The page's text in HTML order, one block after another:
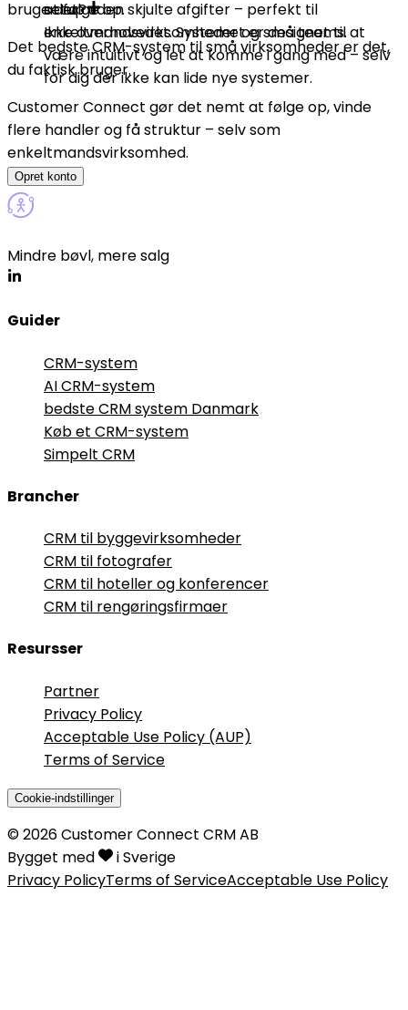
at følge op.
setup uden skjulte afgifter – perfekt til
enkeltmandsvirksomheder og små teams.
bruge det?
Ikke overhovedet. Systemet er designet til at
være intuitivt og let at komme i gang med – selv
for dig der ikke kan lide nye systemer.
Det bedste CRM-system til små virksomheder er det,
du faktisk bruger.
Customer Connect gør det nemt at følge op, vinde
flere handler og få struktur – selv som
enkeltmandsvirksomhed.
Opret konto
Mindre bøvl, mere salg
Guider
CRM-system
AI CRM-system
bedste CRM system Danmark
Køb et CRM-system
Simpelt CRM
Brancher
CRM til byggevirksomheder
CRM til fotografer
CRM til hoteller og konferencer
CRM til rengøringsfirmaer
Resursser
Partner
Privacy Policy
Acceptable Use Policy (AUP)
Terms of Service
Cookie-indstillinger
©2026Customer Connect CRM AB
Bygget med
i Sverige
Privacy PolicyTerms of ServiceAcceptable Use Policy